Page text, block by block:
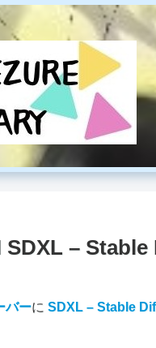
SDXL –
バーに SDXL – Stable